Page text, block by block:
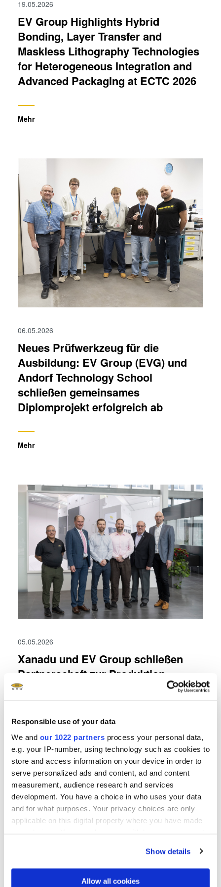
Responsible use of your data
We and our 1022 partners process your personal data,
e.g. your IP-number, using technology such as cookies to
store and access information on your device in order to
serve personalized ads and content, ad and content
measurement, audience research and services
development. You have a choice in who uses your data
and for what purposes. Your privacy choices are only
applicable on this digital property where you have made
If you allow, we would also like to:
Show details
Allow all cookies
19.05.2026
EV Group Highlights Hybrid
Bonding, Layer Transfer and
Maskless Lithography Technologies
for Heterogeneous Integration and
Advanced Packaging at ECTC 2026
Mehr
06.05.2026
Neues Prüfwerkzeug für die
Ausbildung: EV Group (EVG) und
Andorf Technology School
schließen gemeinsames
Diplomprojekt erfolgreich ab
Mehr
05.05.2026
Xanadu und EV Group schließen
Partnerschaft zur Produktion
photonischer Quantenhardware im
Mehr